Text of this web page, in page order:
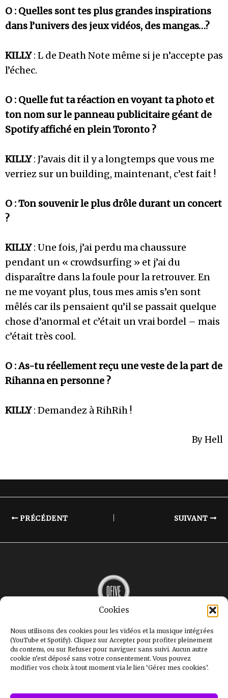
Cookies
Nous utilisons des cookies pour les vidéos et la musique intégrées
(YouTube et Spotify). Cliquez sur Accepter pour profiter pleinement
du contenu, ou sur Refuser pour naviguer sans suivi. Aucun autre
cookie n’est déposé sans votre consentement. Vous pouvez
modifier vos choix à tout moment via le lien ‘Gérer mes cookies’.
O : Quelles sont tes plus grandes inspirations
dans l’univers des jeux vidéos, des mangas…?
KILLY: L de Death Note même si je n’accepte pas
l’échec.
O : Quelle fut ta réaction en voyant ta photo et
ton nom sur le panneau publicitaire géant de
Spotify affiché en plein Toronto ?
KILLY: J’avais dit il y a longtemps que vous me
verriez sur un building, maintenant, c’est fait !
O : Ton souvenir le plus drôle durant un concert
?
KILLY: Une fois, j’ai perdu ma chaussure
pendant un « crowdsurfing » et j’ai du
disparaître dans la foule pour la retrouver. En
ne me voyant plus, tous mes amis s’en sont
mêlés car ils pensaient qu’il se passait quelque
chose d’anormal et c’était un vrai bordel – mais
c’était très cool.
O : As-tu réellement reçu une veste de la part de
Rihanna en personne ?
KILLY: Demandez à RihRih !
By Hell
PRÉCÉDENT SUIVANT
INTERVIEWS
GALERIE
STUDIOS
OFIVE+
CONTACT
Politique de cookies (UE)